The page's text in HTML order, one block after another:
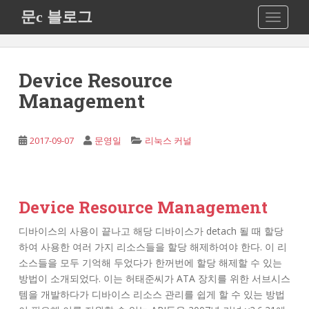
i
문c 블로그
Device Resource
Management
2017-09-07 문영일 리눅스 커널
Device Resource Management
디바이스의 사용이 끝나고 해당 디바이스가 detach 될 때 할당
하여 사용한 여러 가지 리소스들을 할당 해제하여야 한다. 이 리
소스들을 모두 기억해 두었다가 한꺼번에 할당 해제할 수 있는
방법이 소개되었다. 이는 허태준씨가 ATA 장치를 위한 서브시스
템을 개발하다가 디바이스 리소스 관리를 쉽게 할 수 있는 방법